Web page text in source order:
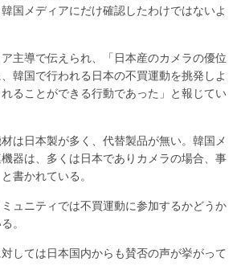
国メディアにだけ確認したわけではないよ
主導で伝えられ、「日本産のカメラの優位
韓国で行われる日本の不買運動を挑発しよ
ることができる行動であった」と報じてい
は日本製が多く、代替製品が無い。韓国メ
器は、多くは日本でありカメラの場合、事
書かれている。
ュニティでは不買運動に参加するかどうか
。
しては日本国内からも賛否の声が挙がって